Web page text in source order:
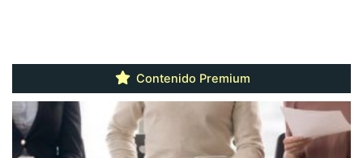
Contenido Premium